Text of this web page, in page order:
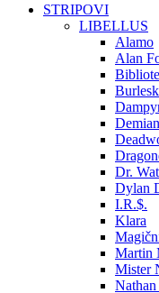
STRIPOVI
LIBELLUS
Alamo
Alan
Demian
Dr.
Dylan
I.R.$.
Klara
Martin
Mister